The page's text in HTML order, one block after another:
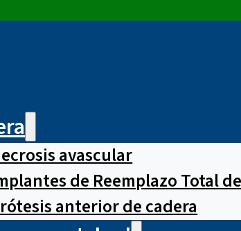
avascular
de Reemplazo Total
anterior de cadera